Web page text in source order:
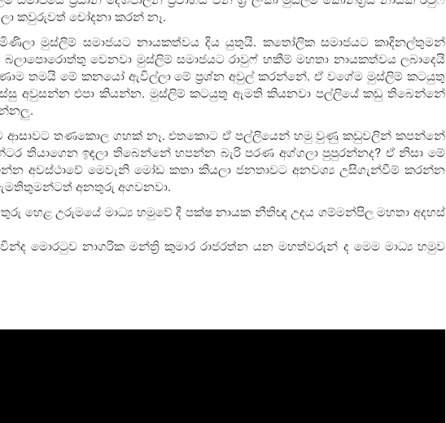
කවුරුවත් චෝදනා කරන් නෑ.
මුස්ලිම් සමාජයට නායකත්වය දිය යුතුයි. කතෝලික සමාජයට කාදිනල්තුමන්
වෙනවා මුස්ලිම් සමාජයට රාවුෆ් හකීම් මහතා නායකත්වය ලබාදෙයි
තමයි මේ කනයෝ ඇවිල්ලා මේ ප්‍රශ්න අවුල් කරන්නේ. ඒ වගේම මුස්ලිම් කටයුතු
අවුසන්න එපා කියන්න. මුස්ලිම් කටයුතු ඇමති කියනවා පල්ලියේ කඩු තිබෙන්නේ
ආසාවට තණකොල ගහක් නෑ. එතකොට ඒ පල්ලියෙන් හමු වුණු කඩුවලින් කපන්නේ
තියාගෙන ඉඳලා තිබෙන්නේ හපන්න බැරි පරණ අග්ගලා පුපුරන්නද? ඒ නිසා මේ
අවස්ථාවේ මෙවැනි මෝඩ කතා කියලා ජනතාවට අනවශ්‍ය උසිගැන්වීම් කරන්න
අනතුරු අගවනවා.
හෙළ උරුමයේ මාධ්‍ය හමුවේ දී පක්ෂ නායක නීතිඥ උදය ගම්මන්පිල මහතා අදහස්
මොරටුව නාගරික මන්ත්‍රි කුමාර රාජරත්න යන මහත්වරුන් ද මෙම මාධ්‍ය හමුව